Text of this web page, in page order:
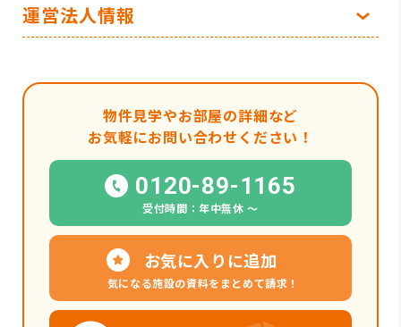
運営法人情報
物件見学やお部屋の詳細など
お気軽にお問い合わせください！
0120-89-1165
受付時間：年中無休 〜
お気に入りに追加
気になる施設の資料をまとめて請求！